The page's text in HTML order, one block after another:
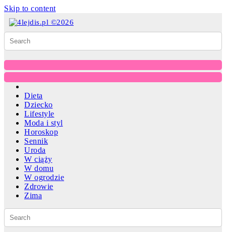
Skip to content
Dieta
Dziecko
Lifestyle
Moda i styl
Horoskop
Sennik
Uroda
W ciąży
W domu
W ogrodzie
Zdrowie
Zima